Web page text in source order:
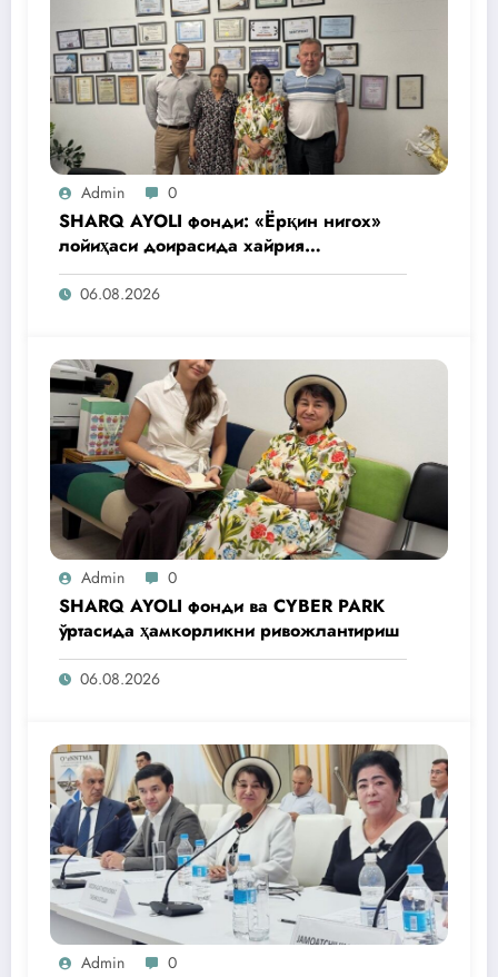
Admin 0
SHARQ AYOLI фонди: «Ёрқин нигох»
лойиҳаси доирасида хайрия
операциялари ўтказилади
06.08.2026
Admin 0
SHARQ AYOLI фонди ва CYBER PARK
ўртасида ҳамкорликни ривожлантириш
06.08.2026
Admin 0